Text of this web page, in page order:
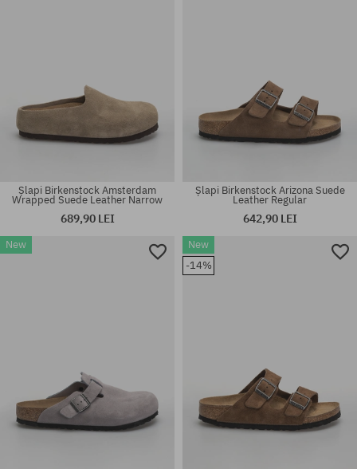
Mărimi existente:
Mărimi existente:
42; 43; 44; 45; 46
Șlapi Birkenstock Amsterdam
Wrapped Suede Leather Narrow
689,90 LEI
Șlapi Birkenstock Arizona Suede
Leather Regular
642,90 LEI
New
New
-14%